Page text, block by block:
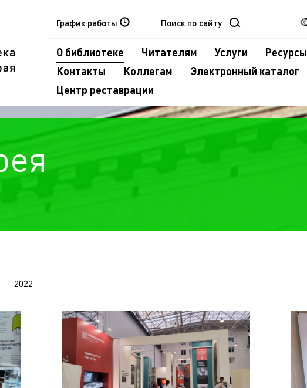
График работы
О библиотеке Читателям Услуги Ресурсы
Контакты
Коллегам
Электронный каталог
Центр реставрации
2022